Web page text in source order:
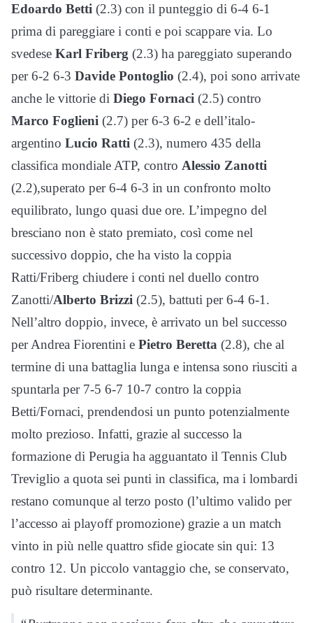
Edoardo Betti (2.3) con il punteggio di 6-4 6-1
prima di pareggiare i conti e poi scappare via. Lo
svedese Karl Friberg (2.3) ha pareggiato superando
per 6-2 6-3 Davide Pontoglio (2.4), poi sono arrivate
anche le vittorie di Diego Fornaci (2.5) contro
Marco Foglieni (2.7) per 6-3 6-2 e dell’italo-
argentino Lucio Ratti (2.3), numero 435 della
classifica mondiale ATP, contro Alessio Zanotti
(2.2),superato per 6-4 6-3 in un confronto molto
equilibrato, lungo quasi due ore. L’impegno del
bresciano non è stato premiato, così come nel
successivo doppio, che ha visto la coppia
Ratti/Friberg chiudere i conti nel duello contro
Zanotti/Alberto Brizzi (2.5), battuti per 6-4 6-1.
Nell’altro doppio, invece, è arrivato un bel successo
per Andrea Fiorentini e Pietro Beretta (2.8), che al
termine di una battaglia lunga e intensa sono riusciti a
spuntarla per 7-5 6-7 10-7 contro la coppia
Betti/Fornaci, prendendosi un punto potenzialmente
molto prezioso. Infatti, grazie al successo la
formazione di Perugia ha agguantato il Tennis Club
Treviglio a quota sei punti in classifica, ma i lombardi
restano comunque al terzo posto (l’ultimo valido per
l’accesso ai playoff promozione) grazie a un match
vinto in più nelle quattro sfide giocate sin qui: 13
contro 12. Un piccolo vantaggio che, se conservato,
può risultare determinante.